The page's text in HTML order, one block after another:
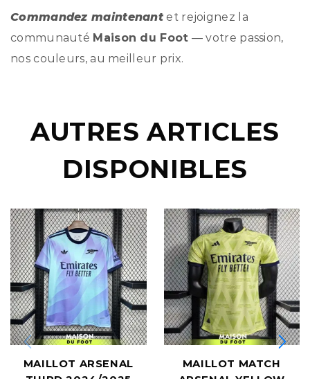
Commandez maintenant et rejoignez la
communauté Maison du Foot — votre passion,
nos couleurs, au meilleur prix.
AUTRES ARTICLES
DISPONIBLES
MAILLOT ARSENAL
MAILLOT MATCH